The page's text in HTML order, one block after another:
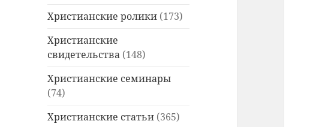
Христианские ролики (173)
Христианские
свидетельства (148)
Христианские семинары
(74)
Христианские статьи (365)